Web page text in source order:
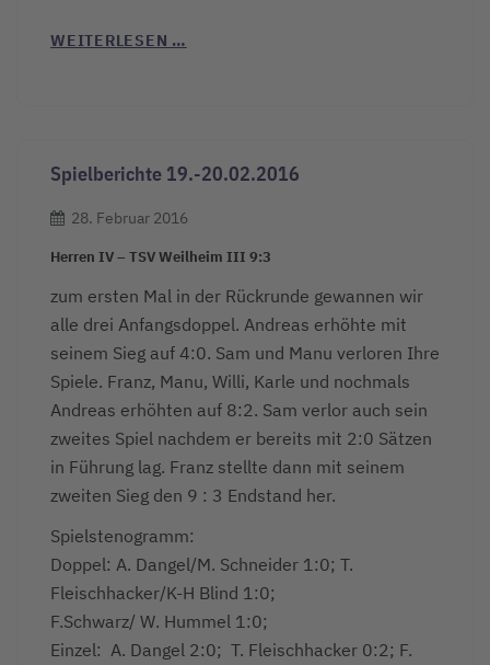
WEITERLESEN …
Spielberichte 19.-20.02.2016
28. Februar 2016
Herren IV – TSV Weilheim III 9:3
zum ersten Mal in der Rückrunde gewannen wir
alle drei Anfangsdoppel. Andreas erhöhte mit
seinem Sieg auf 4:0. Sam und Manu verloren Ihre
Spiele. Franz, Manu, Willi, Karle und nochmals
Andreas erhöhten auf 8:2. Sam verlor auch sein
zweites Spiel nachdem er bereits mit 2:0 Sätzen
in Führung lag. Franz stellte dann mit seinem
zweiten Sieg den 9 : 3 Endstand her.
Spielstenogramm:
Doppel: A. Dangel/M. Schneider 1:0; T.
Fleischhacker/K-H Blind 1:0;
F.Schwarz/ W. Hummel 1:0;
Einzel: A. Dangel 2:0; T. Fleischhacker 0:2; F.